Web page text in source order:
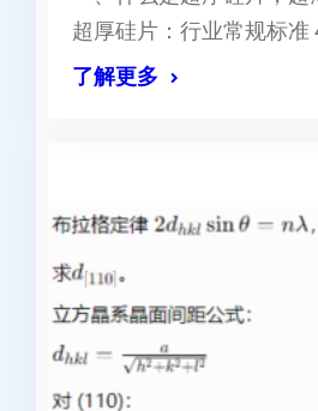
超厚硅片：行业常规标准
了解更多